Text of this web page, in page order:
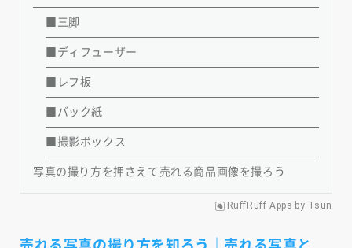
■三脚
■ディフューザー
■レフ板
■バック紙
■撮影ボックス
写真の撮り方を押さえて売れる商品画像を撮ろう
RuffRuff Apps by Tsun